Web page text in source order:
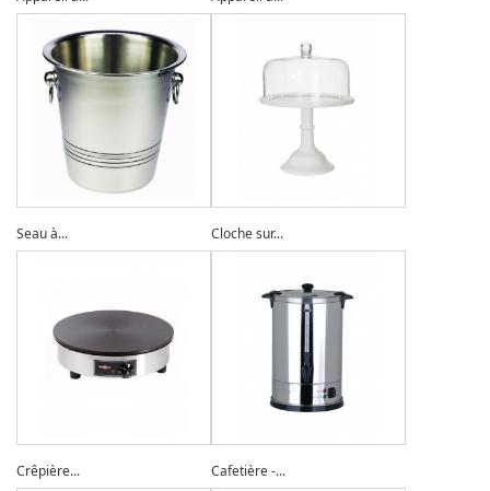
Seau à... Cloche sur...
Crêpière... Cafetière -...